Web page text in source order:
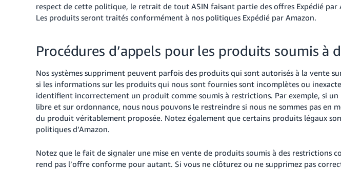
respect de cette politique, le retrait de tout ASIN faisant partie des offres Expédié
Les produits seront traités conformément à nos politiques Expédié par
Procédures d’appels pour les produits soumis à
Nos systèmes suppriment peuvent parfois des produits qui sont autorisés à la vente
si les informations sur les produits qui nous sont fournies sont incomplètes ou
identifient incorrectement un produit comme soumis à restrictions. Par exemple, si
libre et sur ordonnance, nous nous pouvons le restreindre si nous ne sommes pas en
du produit véritablement proposée. Notez également que certains produits légaux
politiques d’Amazon.
Notez que le fait de signaler une mise en vente de produits soumis à des restrictions
rend pas l’offre conforme pour autant. Si vous ne clôturez ou ne supprimez pas